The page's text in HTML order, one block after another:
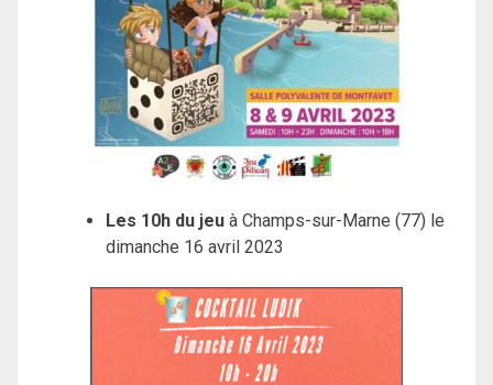
Les 10h du jeu à Champs-sur-Marne (77) le
dimanche 16 avril 2023